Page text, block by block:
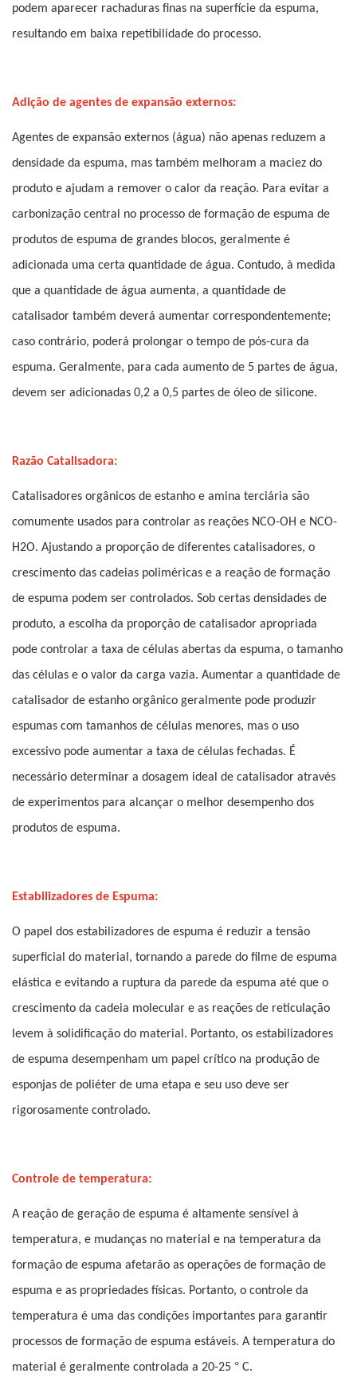
podem aparecer rachaduras finas na superfície da espuma,
resultando em baixa repetibilidade do processo.
Adição de agentes de expansão externos:
Agentes de expansão externos (água) não apenas reduzem a
densidade da espuma, mas também melhoram a maciez do
produto e ajudam a remover o calor da reação. Para evitar a
carbonização central no processo de formação de espuma de
produtos de espuma de grandes blocos, geralmente é
adicionada uma certa quantidade de água. Contudo, à medida
que a quantidade de água aumenta, a quantidade de
catalisador também deverá aumentar correspondentemente;
caso contrário, poderá prolongar o tempo de pós-cura da
espuma. Geralmente, para cada aumento de 5 partes de água,
devem ser adicionadas 0,2 a 0,5 partes de óleo de silicone.
Razão Catalisadora:
Catalisadores orgânicos de estanho e amina terciária são
comumente usados ​​para controlar as reações NCO-OH e NCO-
H2O. Ajustando a proporção de diferentes catalisadores, o
crescimento das cadeias poliméricas e a reação de formação
de espuma podem ser controlados. Sob certas densidades de
produto, a escolha da proporção de catalisador apropriada
pode controlar a taxa de células abertas da espuma, o tamanho
das células e o valor da carga vazia. Aumentar a quantidade de
catalisador de estanho orgânico geralmente pode produzir
espumas com tamanhos de células menores, mas o uso
excessivo pode aumentar a taxa de células fechadas. É
necessário determinar a dosagem ideal de catalisador através
de experimentos para alcançar o melhor desempenho dos
produtos de espuma.
Estabilizadores de Espuma:
O papel dos estabilizadores de espuma é reduzir a tensão
superficial do material, tornando a parede do filme de espuma
elástica e evitando a ruptura da parede da espuma até que o
crescimento da cadeia molecular e as reações de reticulação
levem à solidificação do material. Portanto, os estabilizadores
de espuma desempenham um papel crítico na produção de
esponjas de poliéter de uma etapa e seu uso deve ser
rigorosamente controlado.
Controle de temperatura:
A reação de geração de espuma é altamente sensível à
temperatura, e mudanças no material e na temperatura da
formação de espuma afetarão as operações de formação de
espuma e as propriedades físicas. Portanto, o controle da
temperatura é uma das condições importantes para garantir
processos de formação de espuma estáveis. A temperatura do
material é geralmente controlada a 20-25 ° C.